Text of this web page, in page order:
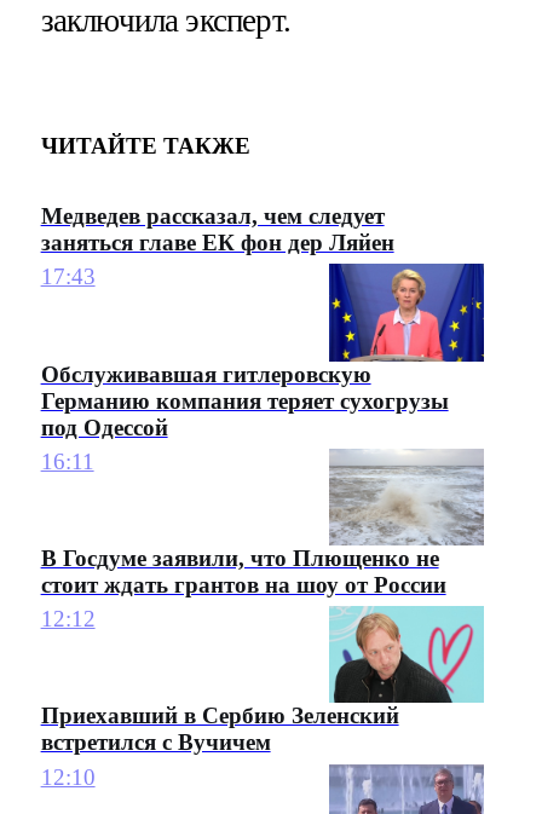
заключила эксперт.
ЧИТАЙТЕ ТАКЖЕ
Медведев рассказал, чем следует
заняться главе ЕК фон дер Ляйен
17:43
Обслуживавшая гитлеровскую
Германию компания теряет сухогрузы
под Одессой
16:11
В Госдуме заявили, что Плющенко не
стоит ждать грантов на шоу от России
12:12
Приехавший в Сербию Зеленский
встретился с Вучичем
12:10